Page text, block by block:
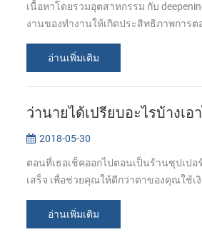
เนื้อหาโดยรวมอุตสาหกรรม กับ
งานของทำงานให้เกิดประสิทธิภาพการ
อ่านเพิ่มเติม
ว่านายได้เปรียบอะไรบ้างเ
2018-05-30
ตอนที่เธอเช็คออกไปตอนเป็นร้านซุปเป
เสร็จ เพื่อช่วยคุณให้ดีกว่าตาของคุณใช้เ
อ่านเพิ่มเติม